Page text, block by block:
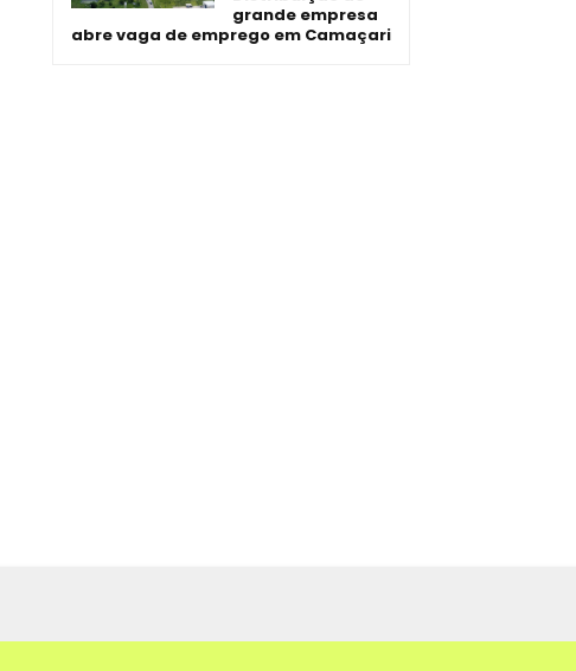
grande empresa
abre vaga de emprego em Camaçari